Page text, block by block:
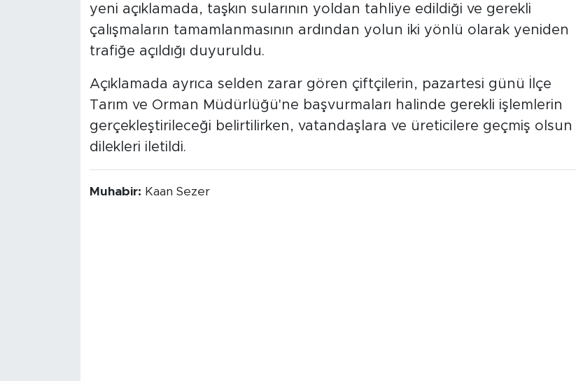
yeni açıklamada, taşkın sularının yoldan tahliye edildiği ve gerekli
çalışmaların tamamlanmasının ardından yolun iki yönlü olarak yeniden
trafiğe açıldığı duyuruldu.
Açıklamada ayrıca selden zarar gören çiftçilerin, pazartesi günü İlçe
Tarım ve Orman Müdürlüğü'ne başvurmaları halinde gerekli işlemlerin
gerçekleştirileceği belirtilirken, vatandaşlara ve üreticilere geçmiş olsun
dilekleri iletildi.
Muhabir: Kaan Sezer